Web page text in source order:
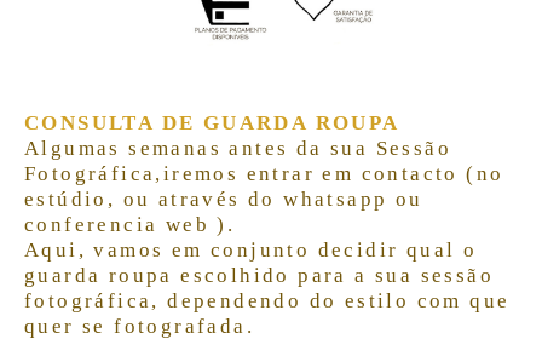
CONSULTA DE GUARDA ROUPA
Algumas semanas antes da sua Sessão
Fotográfica, iremos entrar em contacto (no
estúdio, ou através do whatsapp ou
conferencia web ).
Aqui, vamos em conjunto decidir qual o
guarda roupa escolhido para a sua sessão
fotográfica,dependendo do estilo com que
quer se fotografada.